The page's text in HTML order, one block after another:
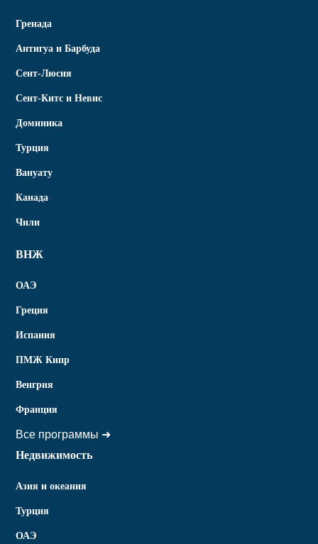
Гренада
Антигуа и Барбуда
Сент-Люсия
Сент-Китс и Невис
Доминика
Турция
Вануату
Канада
Чили
ВНЖ
ОАЭ
Греция
Испания
ПМЖ Кипр
Венгрия
Франция
Все программы ➜
Недвижимость
Азия и океания
Турция
ОАЭ